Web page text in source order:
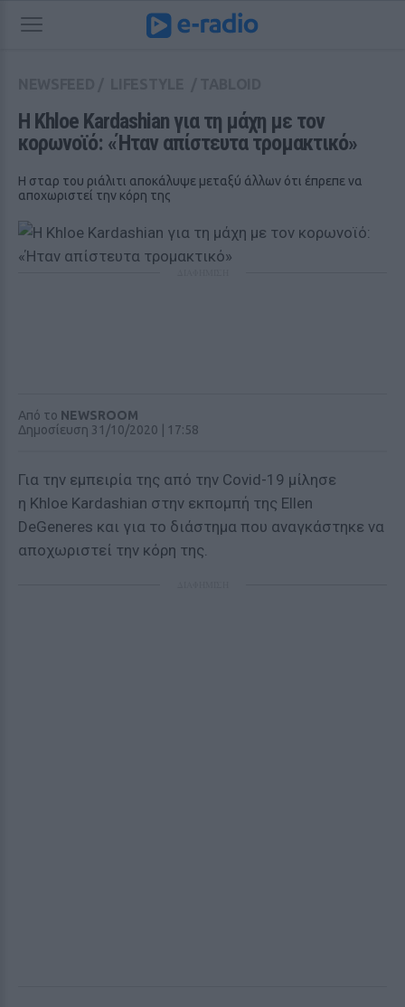
Η Khloe Kardashian για τη μάχη με τον
κορωνοϊό: «Ήταν απίστευτα τρομακτικό»
Η σταρ του ριάλιτι αποκάλυψε μεταξύ άλλων ότι έπρεπε να
αποχωριστεί την κόρη της
Από το NEWSROOM
Δημοσίευση 31/10/2020 | 17:58
Για την εμπειρία της από την Covid-19 μίλησε
η Khloe Kardashian στην εκπομπή της Ellen
DeGeneres και για το διάστημα που αναγκάστηκε να
αποχωριστεί την κόρη της.